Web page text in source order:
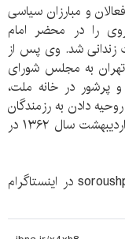
و مبارزان سیاسی
را در محضر امام
زندانی شد. وی پس از
تهران به مجلس شورای
و پرشور در خانه ملت،
دادن به رزمندگان
استفاده می‌کرد. شاه‌آبادی سرانجام در ششم اردیبهشت سال ۱۳۶۲ در
ویدیوی زنده مراسم از طریق پیج soroushpub_shop در اینستاگرام